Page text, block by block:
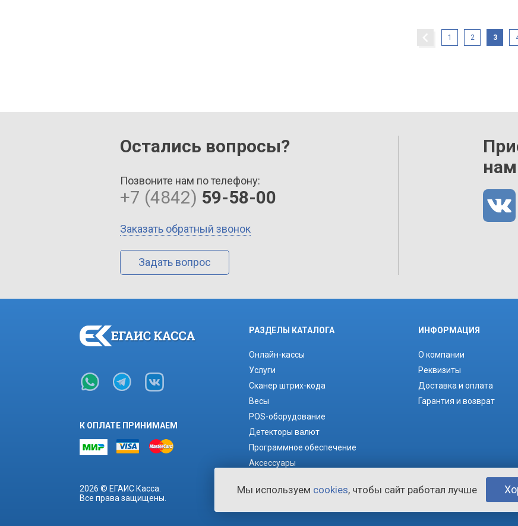
1 2 3
Остались вопросы?
Позвоните нам по телефону:
+7 (4842) 59-58-00
Заказать обратный звонок
Задать вопрос
К ОПЛАТЕ ПРИНИМАЕМ
2026 © ЕГАИС Касса.
Все права защищены.
РАЗДЕЛЫ КАТАЛОГА
Онлайн-кассы
Услуги
Сканер штрих-кода
Весы
POS-оборудование
Детекторы валют
Программное обеспечение
Аксессуары
ИНФОРМАЦИЯ
О компании
Реквизиты
Доставка и оплата
Гарантия и возврат
Мы используем cookies, чтобы сайт работал лучше